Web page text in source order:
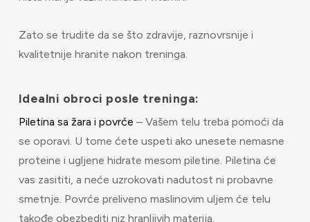
Zato se trudite da se što zdravije, raznovrsnije i
kvalitetnije hranite nakon treninga.
Idealni obroci posle treninga:
Piletina sa žara i povrće – Vašem telu treba pomoći da
se oporavi. U tome ćete uspeti ako unesete nemasne
proteine i ugljene hidrate mesom piletine. Piletina će
vas zasititi, a neće uzrokovati nadutost ni probavne
smetnje. Povrće preliveno maslinovim uljem će telu
takođe obezbediti niz hranljivih materija.